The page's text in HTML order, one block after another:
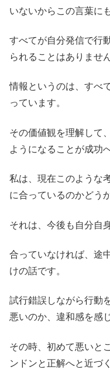
いないからこの言葉に
すべてが自分発信で行
られることはありません
情報というのは、すべ
っています。
その価値観を理解して
ようになることが成功
私は、現在このような
に合っているのかどう
それは、今後も自分自
合っていなければ、途
けの話です。
試行錯誤しながら行動
悪いのか、違和感を感
その時、初めて悪いと
ンドンと正解へと近づ